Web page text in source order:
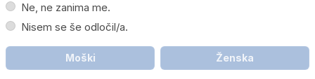
Ne, ne zanima me.
Nisem se še odločil/a.
Moški Ženska